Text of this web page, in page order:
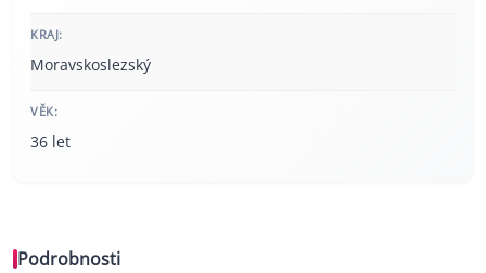
KRAJ:
Moravskoslezský
VĚK:
36 let
Podrobnosti